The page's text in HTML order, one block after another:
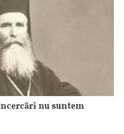
nu suntem